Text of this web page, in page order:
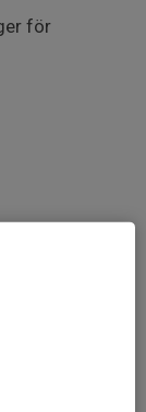
för
får förälder